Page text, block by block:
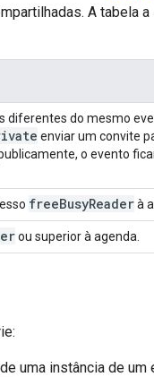
A tabela
diferentes do mesmo
enviar um convite
o evento
freeBusyReaderà
ou superior à agenda.
uma instância de um